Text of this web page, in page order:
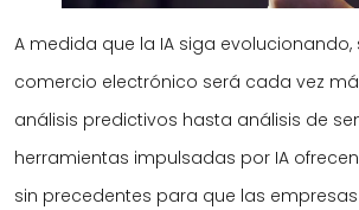
A medida que la IA siga
comercio electrónico será cada vez
análisis predictivos hasta análisis de
herramientas impulsadas por IA
sin precedentes para que las